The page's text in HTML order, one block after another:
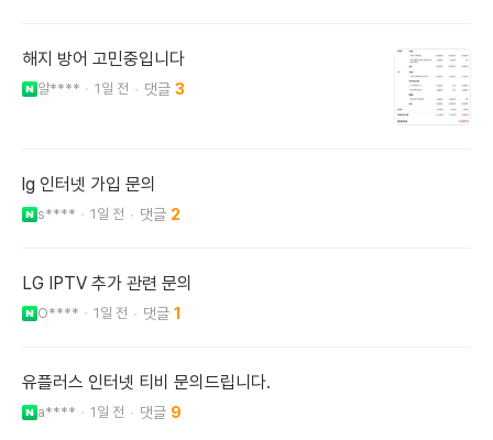
해지 방어 고민중입니다
알**** 1일 전 3
lg 인터넷 가입 문의
s**** 1일 전 2
LG IPTV 추가 관련 문의
O**** 1일 전 1
유플러스 인터넷 티비 문의드립니다.
a**** 1일 전 9